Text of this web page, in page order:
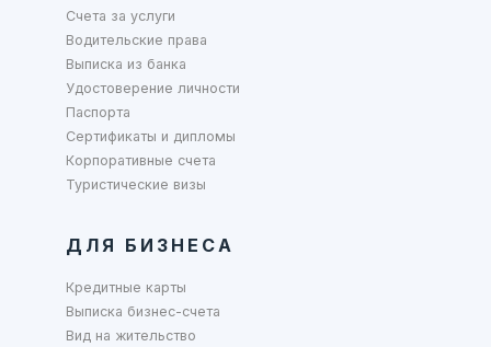
Счета за услуги
Водительские права
Выписка из банка
Удостоверение личности
Паспорта
Сертификаты и дипломы
Корпоративные счета
Туристические визы
ДЛЯ БИЗНЕСА
Кредитные карты
Выписка бизнес-счета
Вид на жительство